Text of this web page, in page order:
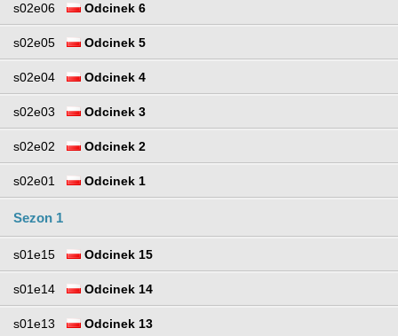
s02e06 Odcinek 6
s02e05 Odcinek 5
s02e04 Odcinek 4
s02e03 Odcinek 3
s02e02 Odcinek 2
s02e01 Odcinek 1
Sezon 1
s01e15 Odcinek 15
s01e14 Odcinek 14
s01e13 Odcinek 13